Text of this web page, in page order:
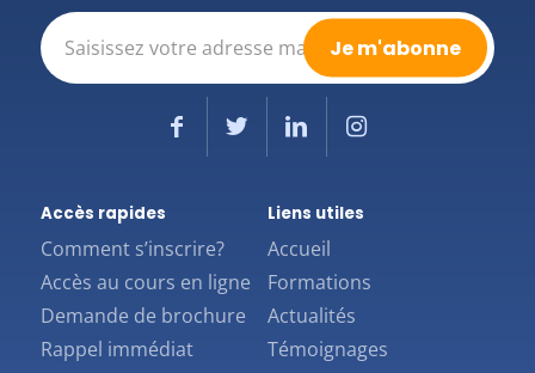
E-
mail
(Nécessaire)
Accès rapides
Comment s’inscrire?
Accès au cours en ligne
Demande de brochure
Rappel immédiat
Liens utiles
Accueil
Formations
Actualités
Témoignages